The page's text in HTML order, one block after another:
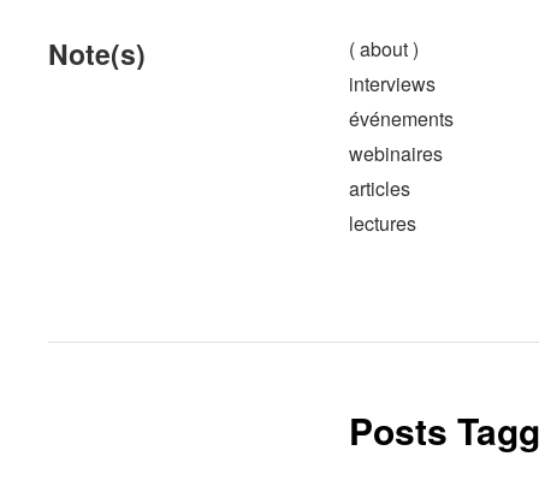
Note(s)
( about )
interviews
événements
webinaires
articles
lectures
Posts